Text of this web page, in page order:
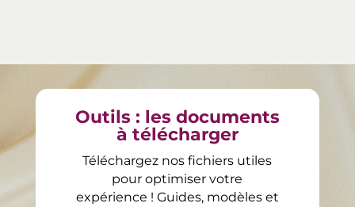
Outils : les documents
à télécharger
Téléchargez nos fichiers utiles
pour optimiser votre
expérience ! Guides, modèles et